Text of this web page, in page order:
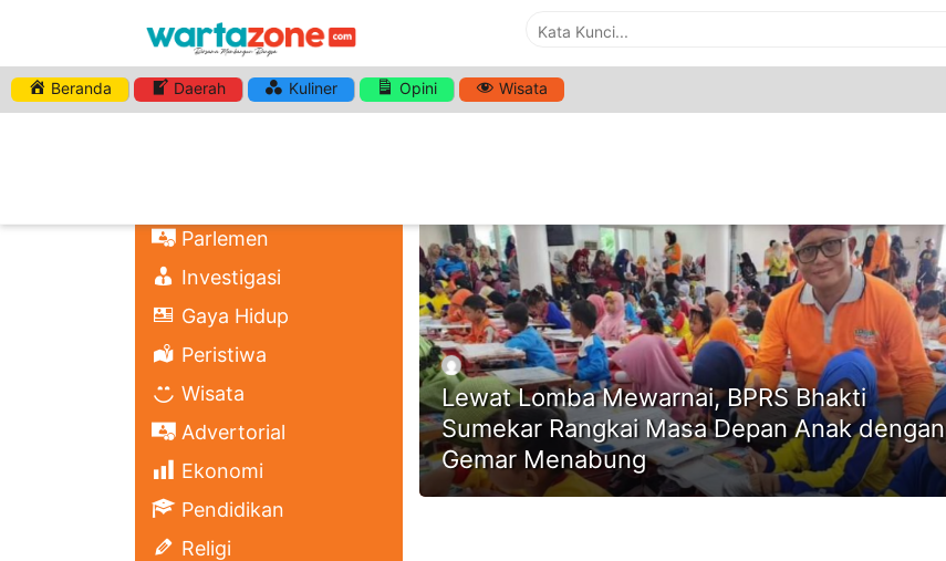
Beranda Daerah Kuliner Opini Wisata
Parlemen
Investigasi
Gaya Hidup
Peristiwa
Wisata
Advertorial
Ekonomi
Pendidikan
Religi
DAILY ARCHIVES:
Lewat Lomba Mewarnai, BPRS Bhakti
Sumekar Rangkai Masa Depan Anak dengan
Gemar Menabung